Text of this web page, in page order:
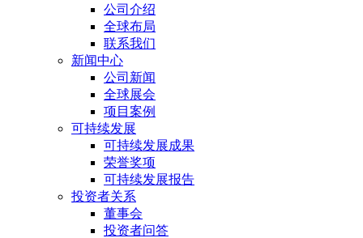
公司介绍
全球布局
联系我们
新闻中心
公司新闻
全球展会
项目案例
可持续发展
可持续发展成果
荣誉奖项
可持续发展报告
投资者关系
董事会
投资者问答